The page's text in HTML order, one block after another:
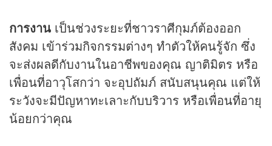
การงาน เป็นช่วงระยะที่ชาวราศีกุมภ์ต้องออก
สังคม เข้าร่วมกิจกรรมต่างๆ ทำตัวให้คนรู้จัก ซึ่ง
จะส่งผลดีกับงานในอาชีพของคุณ ญาติมิตร หรือ
เพื่อนที่อาวุโสกว่า จะอุปถัมภ์ สนับสนุนคุณ แต่ให้
ระวังจะมีปัญหาทะเลาะกับบริวาร หรือเพื่อนที่อายุ
น้อยกว่าคุณ